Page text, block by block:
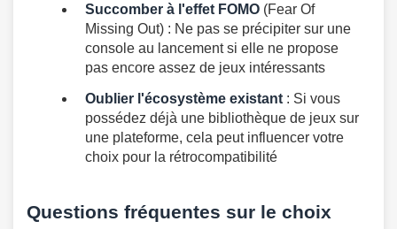
Succomber à l'effet FOMO (Fear Of
Missing Out) : Ne pas se précipiter sur une
console au lancement si elle ne propose
pas encore assez de jeux intéressants
Oublier l'écosystème existant : Si vous
possédez déjà une bibliothèque de jeux sur
une plateforme, cela peut influencer votre
choix pour la rétrocompatibilité
Questions fréquentes sur le choix